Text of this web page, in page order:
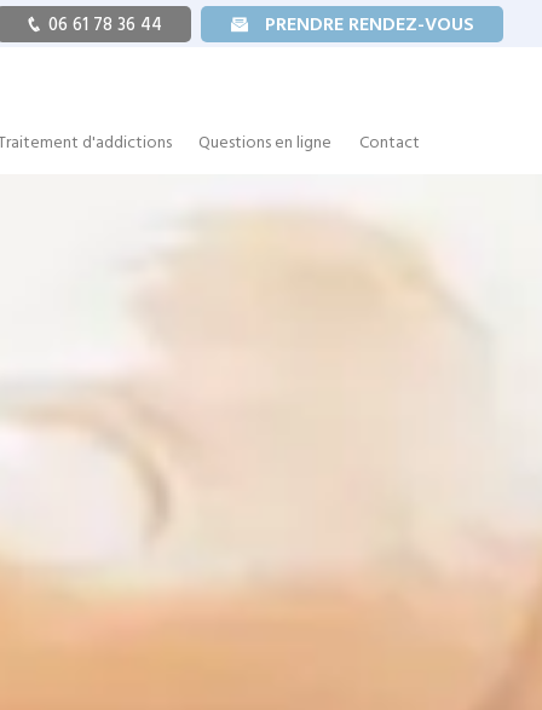
06 61 78 36 44 PRENDRE RENDEZ-VOUS
d'addictions Questions en ligne Contact